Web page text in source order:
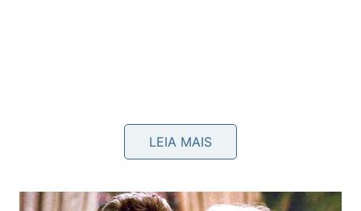
Maionese suave de semente de
LEIA MAIS